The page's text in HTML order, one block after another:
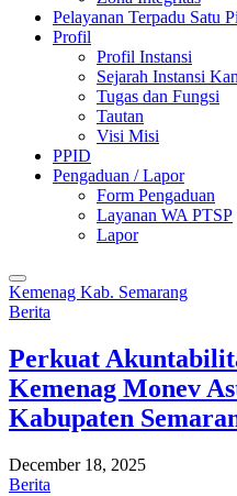
Pelayanan Terpadu Satu
Profil
Profil Instansi
Sejarah Instansi
Tugas dan Fungsi
Tautan
Visi Misi
PPID
Pengaduan / Lapor
Form Pengaduan
Layanan WA PTSP
Lapor
Kemenag Kab. Semarang
Berita
Perkuat
Kemenag Monev
Kabupaten
December 18, 2025
Berita